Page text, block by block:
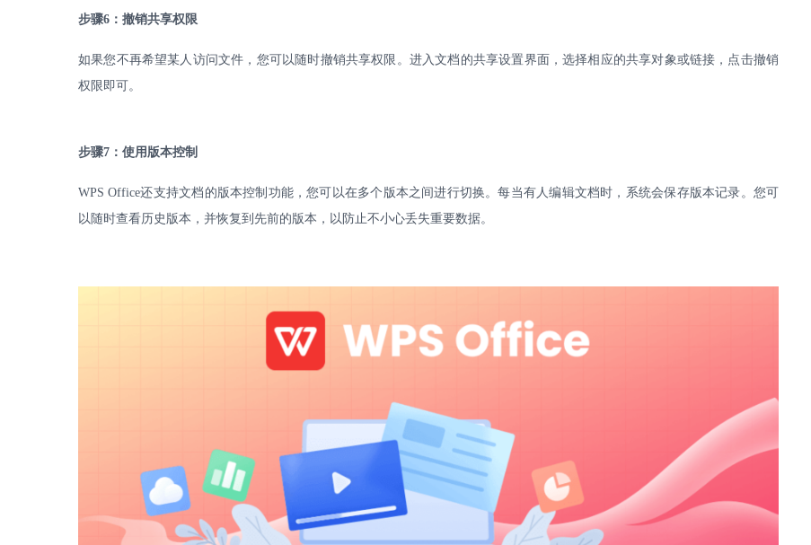
步骤6 ：撤销共享权限
如果您不再希望某人访问文件，您可以随时撤销共享权限。进入文档的共享设置界面，选择相应的共享对象或链接，点击撤销
权限即可。
步骤7 ：使用版本控制
WPS Office还支持文档的版本控制功能，您可以在多个版本之间进行切换。每当有人编辑文档时，系统会保存版本记录。您可
以随时查看历史版本，并恢复到先前的版本，以防止不小心丢失重要数据。